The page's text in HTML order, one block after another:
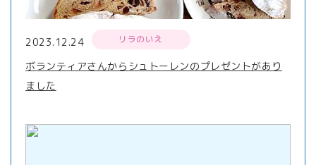
2023.12.24 リラのいえ
ボランティアさんからシュトーレンのプレゼントがあり
ました